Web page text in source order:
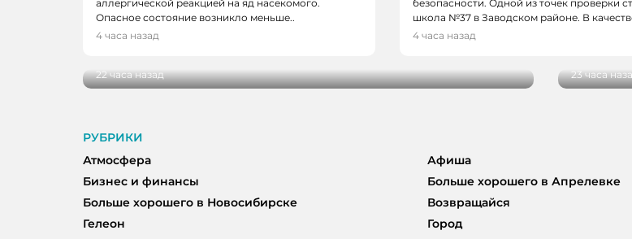
аллергической реакцией на яд насекомого.
Опасное состояние возникло меньше..
4 часа назад
безопасности. Одной из точек проверки
школа №37 в Заводском районе. В
4 часа назад
НОВОСТИ
В Кузбассе наградили лучших тренеров, спортсменов и
22 часа назад
В
23 часа
РУБРИКИ
Атмосфера
Афиша
Бизнес и финансы
Больше хорошего в Апрелевке
Больше хорошего в Новосибирске
Возвращайся
Гелеон
Город